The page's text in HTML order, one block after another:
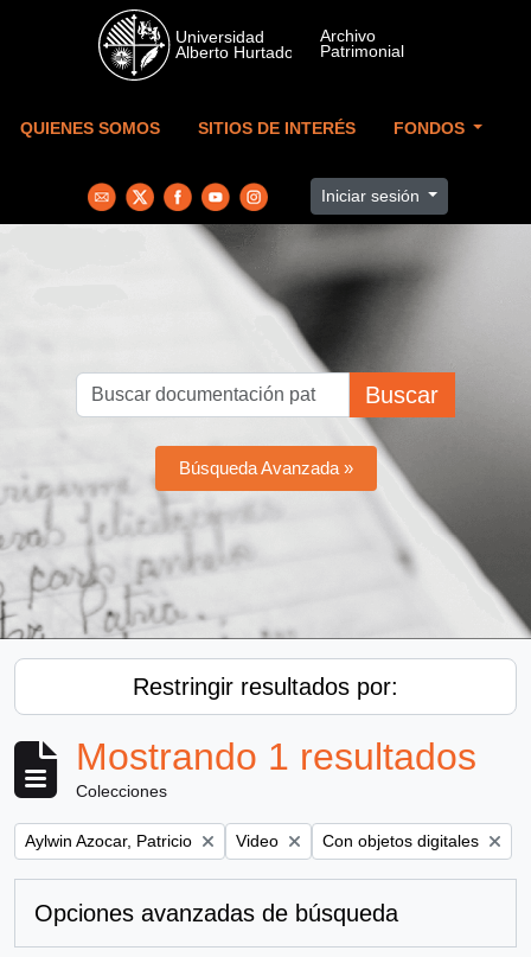
Skip to main content
QUIENES SOMOS SITIOS DE INTERÉS FONDOS
Iniciar sesión
Buscar
Búsqueda Avanzada »
Restringir resultados por:
Mostrando 1 resultados
Colecciones
Remove filter:
Aylwin Azocar, Patricio Remove filter:
Video Remove filter:
Con objetos digitales
Opciones avanzadas de búsqueda